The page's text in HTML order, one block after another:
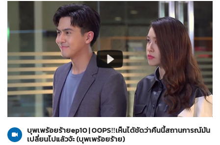
29-06-2565
บุพเพร้อยร้าย
บุพเพร้อยร้ายep10 | OOPS‼️เห็นได้ชัดว่าคืนนี้สถานการณ์มัน
เปลี่ยนไปแล้วจ้ะ (บุพเพร้อยร้าย)